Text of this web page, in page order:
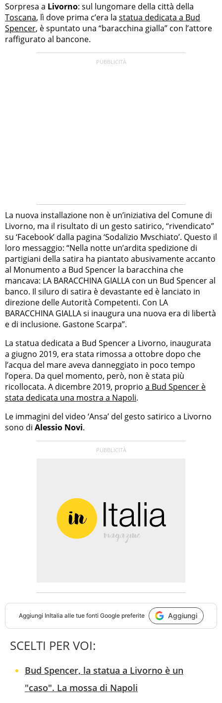
Sorpresa a Livorno: sul lungomare della città della
Toscana, lì dove prima c’era la statua dedicata a Bud
Spencer, è spuntato una “baracchina gialla” con l’attore
raffigurato al bancone.
La nuova installazione non è un’iniziativa del Comune di
Livorno, ma il risultato di un gesto satirico, “rivendicato”
su ‘Facebook’ dalla pagina ‘Sodalizio Mvschiato’. Questo il
loro messaggio: “Nella notte un’ardita spedizione di
partigiani della satira ha piantato abusivamente accanto
al Monumento a Bud Spencer la baracchina che
mancava: LA BARACCHINA GIALLA con un Bud Spencer al
banco. Il siluro di satira è devastante ed è lanciato in
direzione delle Autorità Competenti. Con LA
BARACCHINA GIALLA si inaugura una nuova era di libertà
e di inclusione. Gastone Scarpa”.
La statua dedicata a Bud Spencer a Livorno, inaugurata
a giugno 2019, era stata rimossa a ottobre dopo che
l’acqua del mare aveva danneggiato in poco tempo
l’opera. Da quel momento, però, non è stata più
ricollocata. A dicembre 2019, proprio a Bud Spencer è
stata dedicata una mostra a Napoli.
Le immagini del video ‘Ansa’ del gesto satirico a Livorno
sono di Alessio Novi.
Aggiungi InItalia alle tue fonti Google preferite Aggiungi
SCELTI PER VOI:
Bud Spencer, la statua a Livorno è un
"caso". La mossa di Napoli